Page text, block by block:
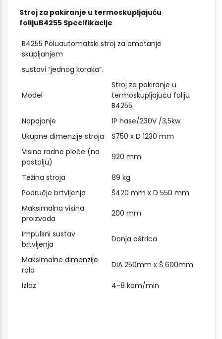
Stroj za pakiranje u termoskupljajuću
folijuB4255 Specifikacije
B4255 Poluautomatski stroj za omatanje
skupljanjem
sustavi “jednog koraka”.
Model
Stroj za pakiranje u
termoskupljajuću foliju
B4255
Napajanje
1P hase/230V /3,5kw
Ukupne dimenzije stroja
Š750 x D 1230 mm
Visina radne ploče (na
postolju)
920 mm
Težina stroja
89 kg
Područje brtvljenja
Š420 mm x D 550 mm
Maksimalna visina
proizvoda
200 mm
Impulsni sustav
brtvljenja
Donja oštrica
Maksimalne dimenzije
rola
DIA 250mm x Š 600mm
Izlaz 4-8 kom/min